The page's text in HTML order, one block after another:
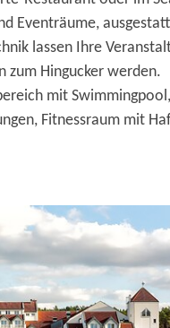
Eventräume,
lassen Ihre
zum Hingucker werden.
mit Swimmingpool,
Fitnessraum mit